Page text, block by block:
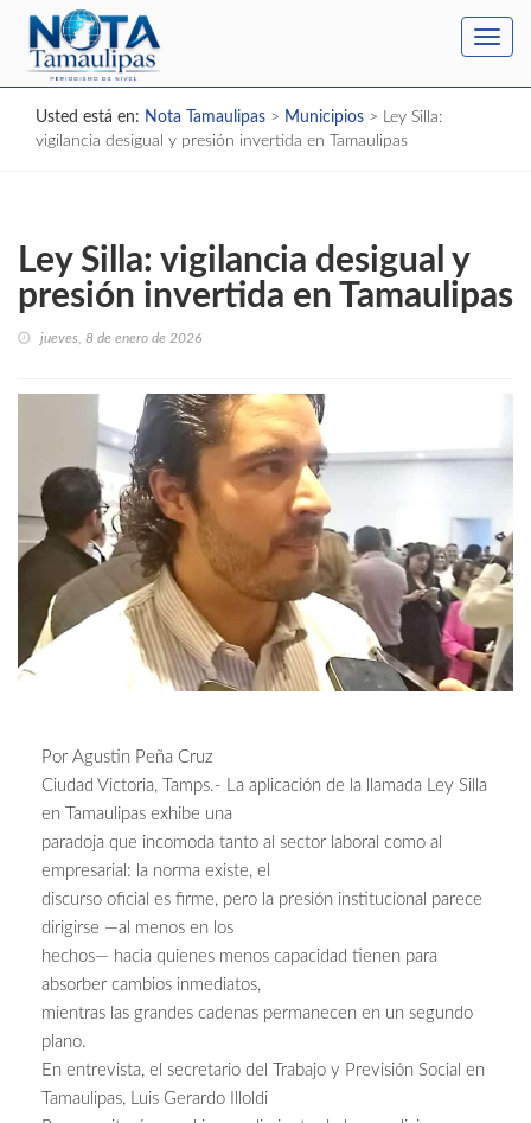
Usted está en: Nota Tamaulipas > Municipios > Ley Silla:
vigilancia desigual y presión invertida en Tamaulipas
Ley Silla: vigilancia desigual y
presión invertida en Tamaulipas
jueves, 8 de enero de 2026
Por Agustin Peña Cruz
Ciudad Victoria, Tamps.- La aplicación de la llamada Ley Silla
en Tamaulipas exhibe una
paradoja que incomoda tanto al sector laboral como al
empresarial: la norma existe, el
discurso oficial es firme, pero la presión institucional parece
dirigirse —al menos en los
hechos— hacia quienes menos capacidad tienen para
absorber cambios inmediatos,
mientras las grandes cadenas permanecen en un segundo
plano.
En entrevista, el secretario del Trabajo y Previsión Social en
Tamaulipas, Luis Gerardo Illoldi